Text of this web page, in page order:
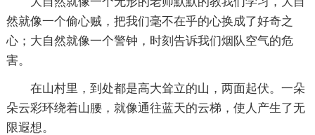
然就像一个偷心贼，把我们毫不在乎的心换成了好奇之
心；大自然就像一个警钟，时刻告诉我们烟队空气的危
害。
在山村里，到处都是高大耸立的山，两面起伏。一朵
朵云彩环绕着山腰，就像通往蓝天的云梯，使人产生了无
限遐想。